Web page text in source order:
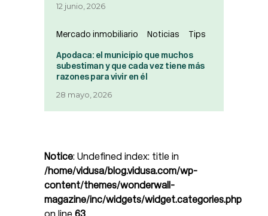
12 junio, 2026
Mercado inmobiliario Noticias Tips
Apodaca: el municipio que muchos
subestiman y que cada vez tiene más
razones para vivir en él
28 mayo, 2026
Notice: Undefined index: title in
/home/vidusa/blog.vidusa.com/wp-
content/themes/wonderwall-
magazine/inc/widgets/widget.categories.php